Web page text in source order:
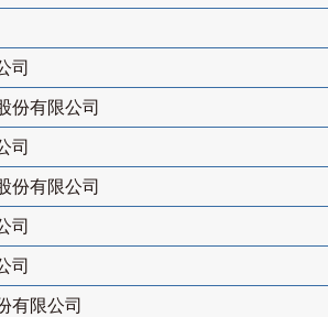
司
份有限公司
司
份有限公司
司
司
有限公司